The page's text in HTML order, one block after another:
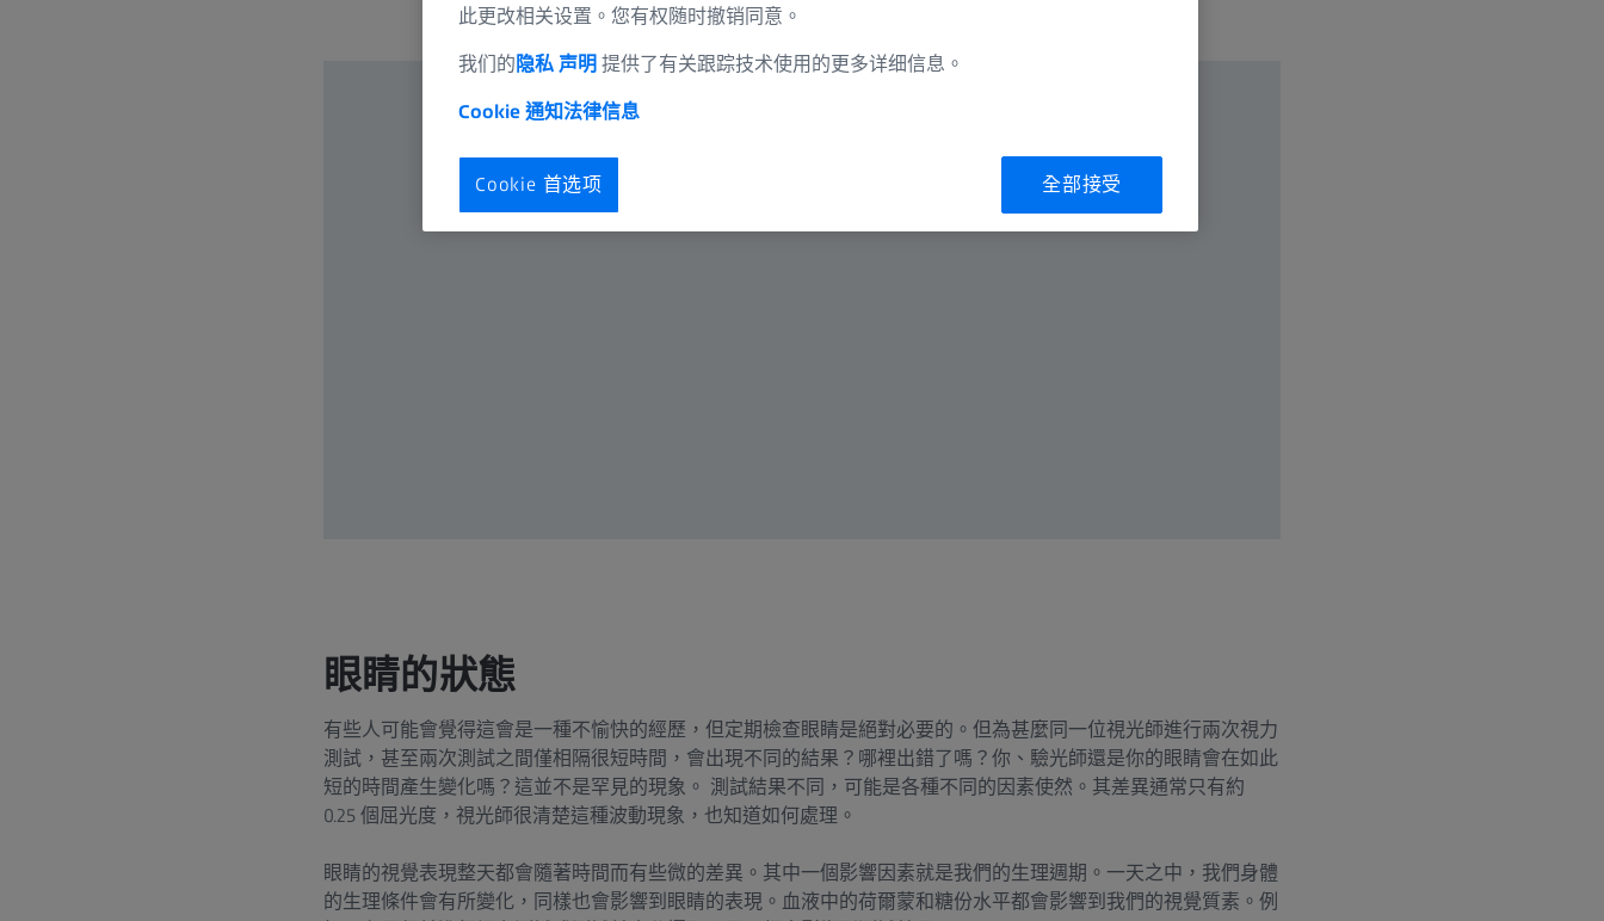
眼睛的狀態
有些人可能會覺得這會是一種不愉快的經歷，但定期檢查眼睛是絕對必要的。但為甚麼同一位視光師進行兩次視力
測試，甚至兩次測試之間僅相隔很短時間，會出現不同的結果？哪裡出錯了嗎？你、驗光師還是你的眼睛會在如此
短的時間產生變化嗎？這並不是罕見的現象。 測試結果不同，可能是各種不同的因素使然。其差異通常只有約
0.25 個屈光度，視光師很清楚這種波動現象，也知道如何處理。
眼睛的視覺表現整天都會隨著時間而有些微的差異。其中一個影響因素就是我們的生理週期。一天之中，我們身體
的生理條件會有所變化，同樣也會影響到眼睛的表現。血液中的荷爾蒙和糖份水平都會影響到我們的視覺質素。例
此更改相关设置。您有权随时撤销同意。
我们的 隐私 声明 提供了有关跟踪技术使用的更多详细信息。
Cookie 通知法律信息
Cookie 首选项 全部接受